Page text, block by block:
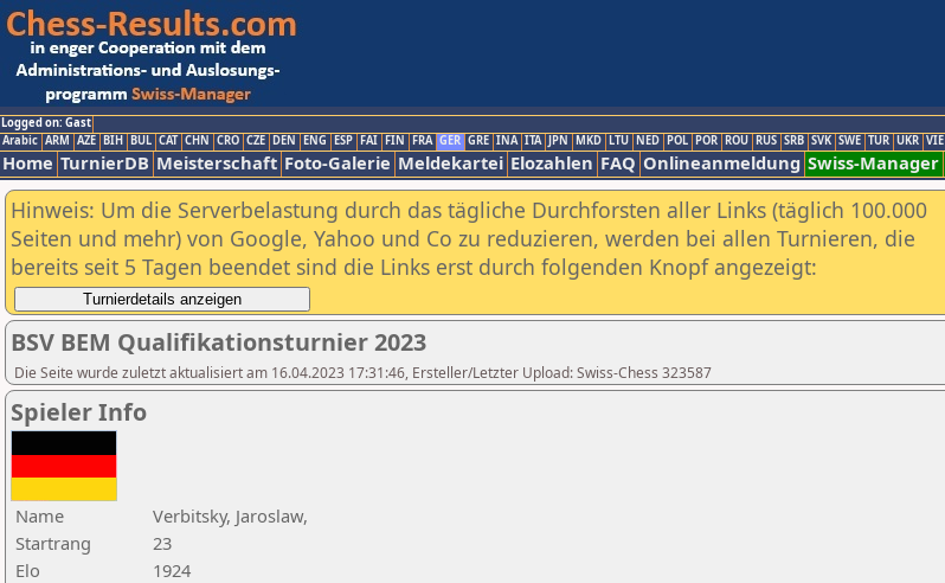
Logged on: Gast
Arabic ARM AZE BIH BUL CAT CHN CRO CZE DEN ENG ESP FAI FIN FRA GER GRE INA ITA JPN MKD LTU NED POL POR ROU RUS SRB SVK SWE TUR UKR VIE
Home TurnierDB Meisterschaft Foto-Galerie Meldekartei Elozahlen FAQ Onlineanmeldung Swiss-Manager
Hinweis: Um die Serverbelastung durch das tägliche Durchforsten aller Links (täglich 100.000
Seiten und mehr) von Google, Yahoo und Co zu reduzieren, werden bei allen Turnieren, die
bereits seit 5 Tagen beendet sind die Links erst durch folgenden Knopf angezeigt:
BSV BEM Qualifikationsturnier 2023
Die Seite wurde zuletzt aktualisiert am 16.04.2023 17:31:46, Ersteller/Letzter Upload: Swiss-Chess 323587
Spieler Info
Name
Verbitsky, Jaroslaw,
Startrang
23
Elo
1924